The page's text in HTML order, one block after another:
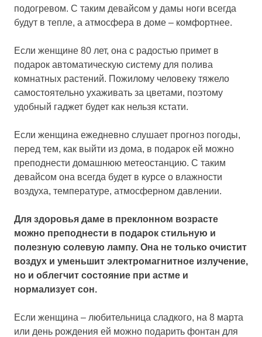
подогревом. С таким девайсом у дамы ноги всегда
будут в тепле, а атмосфера в доме – комфортнее.
Если женщине 80 лет, она с радостью примет в
подарок автоматическую систему для полива
комнатных растений. Пожилому человеку тяжело
самостоятельно ухаживать за цветами, поэтому
удобный гаджет будет как нельзя кстати.
Если женщина ежедневно слушает прогноз погоды,
перед тем, как выйти из дома, в подарок ей можно
преподнести домашнюю метеостанцию. С таким
девайсом она всегда будет в курсе о влажности
воздуха, температуре, атмосферном давлении.
Для здоровья даме в преклонном возрасте
можно преподнести в подарок стильную и
полезную солевую лампу. Она не только очистит
воздух и уменьшит электромагнитное излучение,
но и облегчит состояние при астме и
нормализует сон.
Если женщина – любительница сладкого, на 8 марта
или день рождения ей можно подарить фонтан для